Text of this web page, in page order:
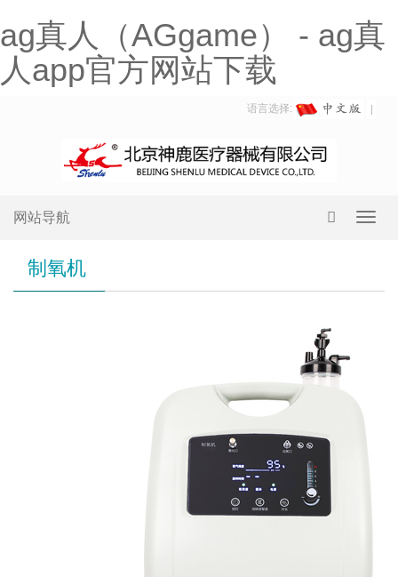
ag真人（AGgame） - ag真
人app官方网站下载
语言选择:
网站导航
制氧机